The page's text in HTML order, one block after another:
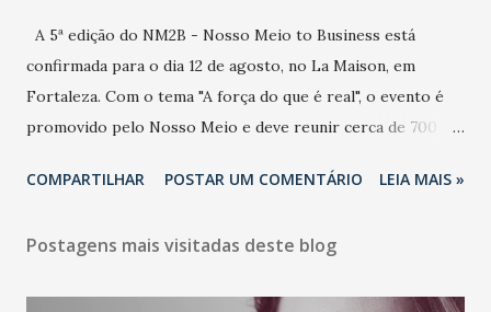
A 5ª edição do NM2B - Nosso Meio to Business está
confirmada para o dia 12 de agosto, no La Maison, em
Fortaleza. Com o tema "A força do que é real", o evento é
promovido pelo Nosso Meio e deve reunir cerca de 700
e lideranças do Mercado Nacional. Desde 2022, o NM2B
de negócios do Nordeste, reunindo profissionais de marcas
COMPARTILHAR POSTAR UM COMENTÁRIO LEIA MAIS »
Postagens mais visitadas deste blog